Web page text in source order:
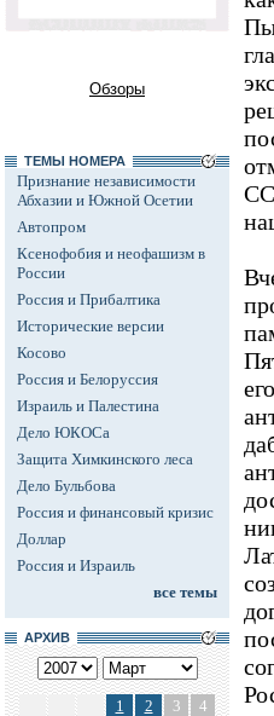
Обзоры
ТЕМЫ НОМЕРА
Признание независимости
Абхазии и Южной Осетии
Автопром
Ксенофобия и неофашизм в
России
Россия и Прибалтика
Исторические версии
Косово
Россия и Белоруссия
Израиль и Палестина
Дело ЮКОСа
Защита Химкинского леса
Дело Бульбова
Россия и финансовый кризис
Доллар
Россия и Израиль
все темы
АРХИВ
1 2 3
4